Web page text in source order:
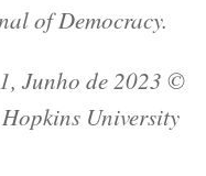
of Democracy.
Junho de 2023 ©
University